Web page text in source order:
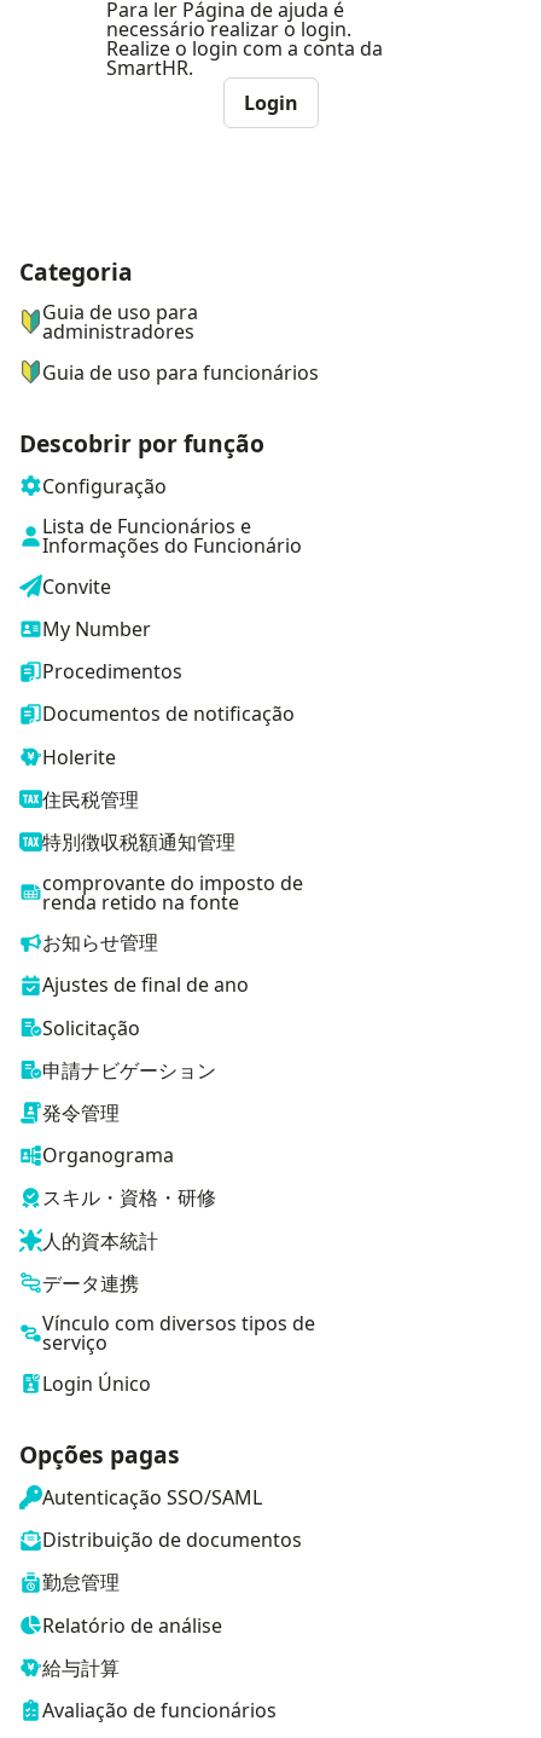
Para ler Página de ajuda é
necessário realizar o login.
Realize o login com a conta da
SmartHR.
Login
ナビゲーションメニュー
Categoria
Guia de uso para
administradores
Guia de uso para funcionários
Descobrir por função
Configuração
Lista de Funcionários e
Informações do Funcionário
Convite
My Number
Procedimentos
Documentos de notificação
Holerite
住民税管理
特別徴収税額通知管理
comprovante do imposto de
renda retido na fonte
お知らせ管理
Ajustes de final de ano
Solicitação
申請ナビゲーション
発令管理
Organograma
スキル・資格・研修
人的資本統計
データ連携
Vínculo com diversos tipos de
serviço
Login Único
Opções pagas
Autenticação SSO/SAML
Distribuição de documentos
勤怠管理
Relatório de análise
給与計算
Avaliação de funcionários